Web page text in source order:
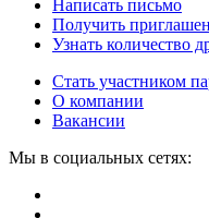
Написать письмо
Получить
Узнать количество
Стать участником
О компании
Вакансии
Мы в социальных сетях: